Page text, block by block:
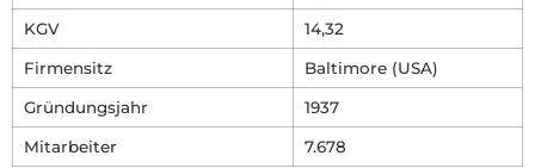
KGV 14,32
Firmensitz Baltimore (USA)
Gründungsjahr 1937
Mitarbeiter 7.678